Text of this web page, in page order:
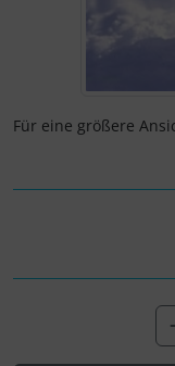
Für eine größere